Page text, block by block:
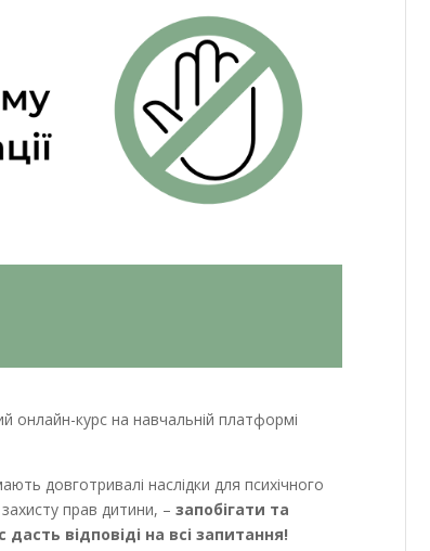
онлайн-курс на навчальній платформі
довготривалі наслідки для психічного
захисту прав дитини, –запобігати та
відповіді на всі запитання!